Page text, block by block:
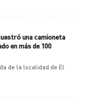
una camioneta
en más de 100
de la localidad de El